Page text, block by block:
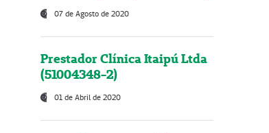
07 de Agosto de 2020
Prestador Clínica Itaipú Ltda
(51004348-2)
01 de Abril de 2020